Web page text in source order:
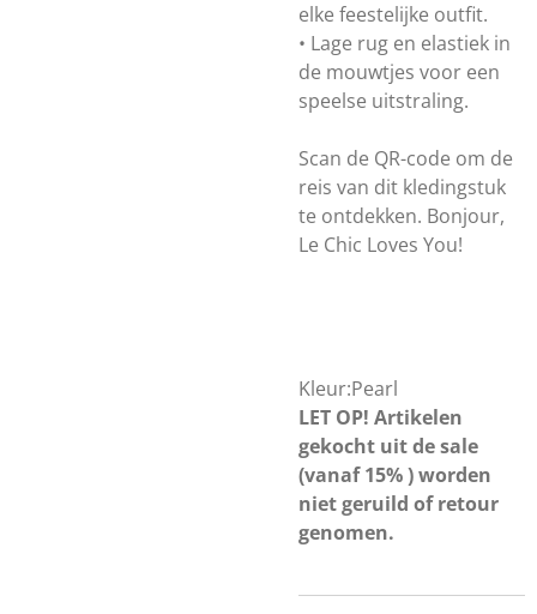
elke feestelijke outfit.
• Lage rug en elastiek in
de mouwtjes voor een
speelse uitstraling.
Scan de QR-code om de
reis van dit kledingstuk
te ontdekken. Bonjour,
Le Chic Loves You!
Kleur:Pearl
LET OP! Artikelen
gekocht uit de sale
(vanaf 15% ) worden
niet geruild of retour
genomen.